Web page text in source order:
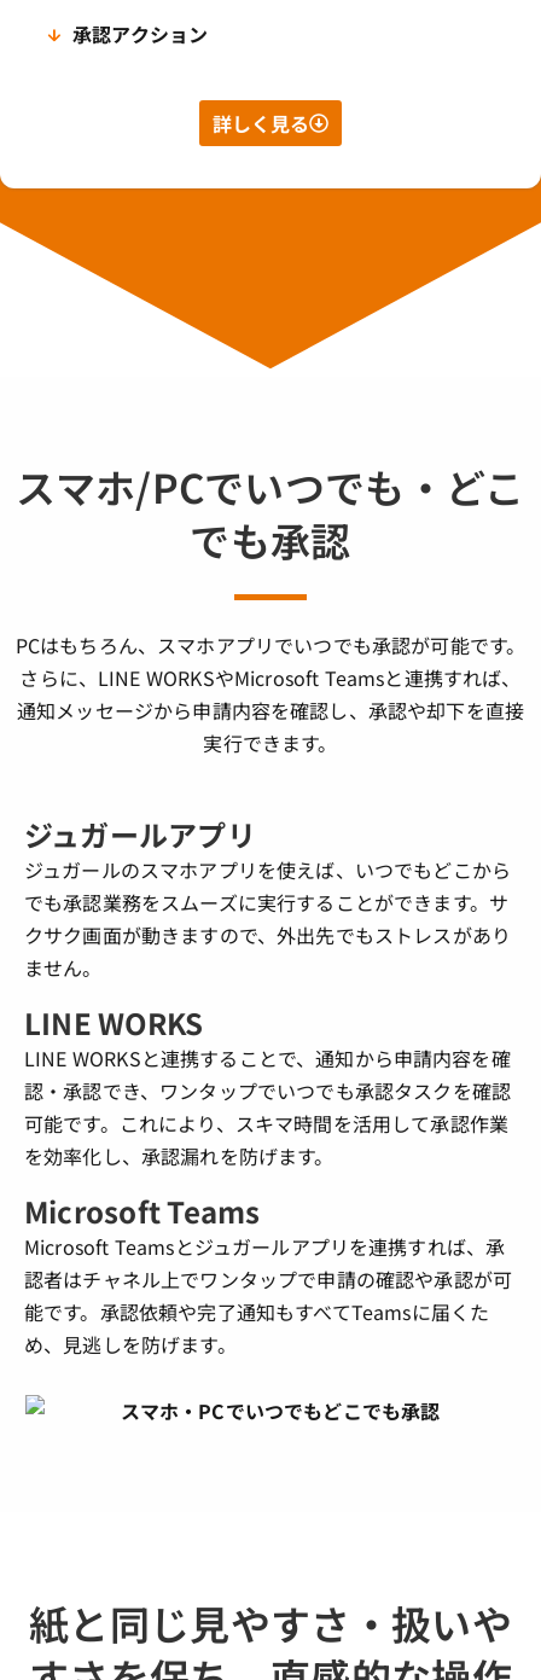
承認アクション
詳しく見る
スマホ/PCでいつでも・どこ
でも承認
PCはもちろん、スマホアプリでいつでも承認が可能です。
さらに、LINE WORKSやMicrosoft Teamsと連携すれば、
通知メッセージから申請内容を確認し、承認や却下を直接
実行できます。
ジュガールアプリ
ジュガールのスマホアプリを使えば、いつでもどこから
でも承認業務をスムーズに実行することができます。サ
クサク画面が動きますので、外出先でもストレスがあり
ません。
LINE WORKS
LINE WORKSと連携することで、通知から申請内容を確
認・承認でき、ワンタップでいつでも承認タスクを確認
可能です。これにより、スキマ時間を活用して承認作業
を効率化し、承認漏れを防げます。
Microsoft Teams
Microsoft Teamsとジュガールアプリを連携すれば、承
認者はチャネル上でワンタップで申請の確認や承認が可
能です。承認依頼や完了通知もすべてTeamsに届くた
め、見逃しを防げます。
紙と同じ見やすさ・扱いや